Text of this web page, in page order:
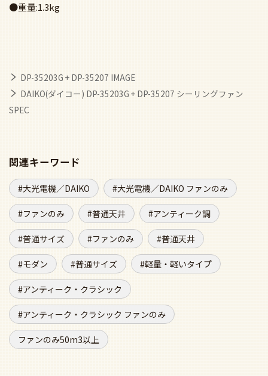
●重量:1.3kg
DP-35203G + DP-35207 IMAGE
DAIKO(ダイコー) DP-35203G + DP-35207 シーリングファン
SPEC
関連キーワード
大光電機／DAIKO 大光電機／DAIKO ファンのみ
ファンのみ 普通天井 アンティーク調
普通サイズ ファンのみ 普通天井
モダン 普通サイズ 軽量・軽いタイプ
アンティーク・クラシック
アンティーク・クラシック ファンのみ
ファンのみ50m3以上